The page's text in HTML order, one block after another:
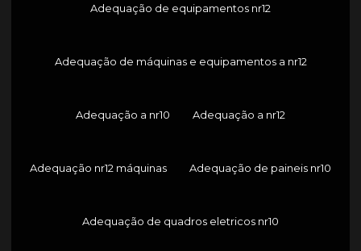
Adequação de equipamentos nr12
Adequação de máquinas e equipamentos a nr12
Adequação a nr10 Adequação a nr12
Adequação nr12 máquinas Adequação de paineis nr10
Adequação de quadros eletricos nr10